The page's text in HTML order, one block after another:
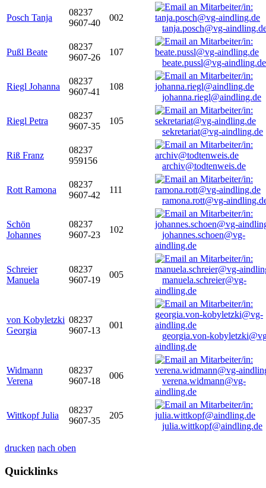
Posch Tanja
08237
9607-40
002
tanja.posch@vg-
Pußl Beate
08237
9607-26
107
beate.pussl@vg-aindling.de
Riegl Johanna
08237
9607-41
108
johanna.riegl@aindling.de
Riegl Petra
08237
9607-35
105
sekretariat@vg-aindling.de
Riß Franz
08237
959156
archiv@todtenweis.de
Rott Ramona
08237
9607-42
111
ramona.rott@vg-
Schön
Johannes
08237
9607-23
102
johannes.schoen@vg-
aindling.de
Schreier
Manuela
08237
9607-19
005
manuela.schreier@vg-
aindling.de
von Kobyletzki
Georgia
08237
9607-13
001
georgia.von-
aindling.de
Widmann
Verena
08237
9607-18
006
verena.widmann@vg-
aindling.de
Wittkopf Julia
08237
9607-35
205
julia.wittkopf@aindling.de
drucken nach oben
Quicklinks